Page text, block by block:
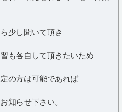
少し聞いて頂き
も各自して頂きたいため
の方は可能であれば
知らせ下さい。